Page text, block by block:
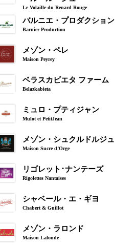
Le Volaille du Renard Rouge
バルニエ・プロダクション
Barnier Production
メゾン・ペレ
Maison Peyrey
ベラスカビエタ ファーム
Belazkabieta
ミュロ・プティジャン
Mulot et PetitJean
メゾン・シュクルドルジュ
Maison Sucre d’Orge
リゴレット･ナンテーズ
Rigolettes Nantaises
シャベール・エ・ギヨ
Chabert & Guillot
メゾン・ラロンド
Maison Lalonde